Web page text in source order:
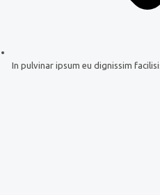
In pulvinar ipsum eu dignissim